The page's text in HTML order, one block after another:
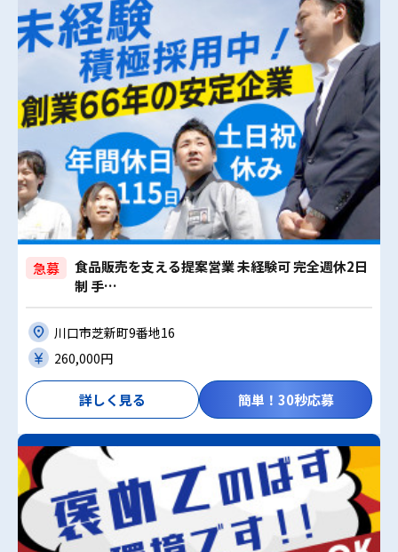
急募
食品販売を支える提案営業 未経験可 完全週休2日
制 手…
川口市芝新町9番地16
260,000円
詳しく見る 簡単！30秒応募